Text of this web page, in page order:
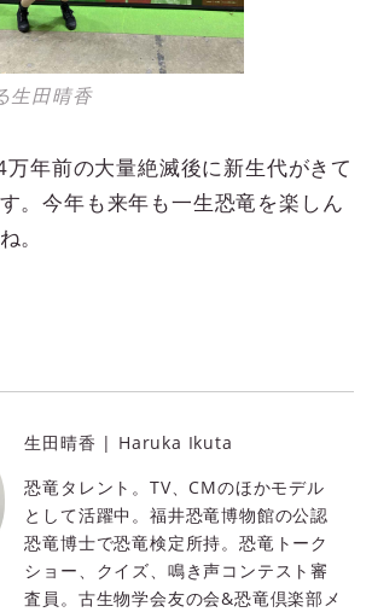
生田晴香
年前の大量絶滅後に新生代がきて
。今年も来年も一生恐竜を楽しん
。
生田晴香 | Haruka Ikuta
恐竜タレント。TV、CMのほかモデル
として活躍中。福井恐竜博物館の公認
恐竜博士で恐竜検定所持。恐竜トーク
ショー、クイズ、鳴き声コンテスト審
査員。古生物学会友の会&恐竜倶楽部メ